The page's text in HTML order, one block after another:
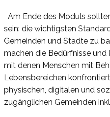
Am Ende des Moduls
sein: die wichtigsten
Gemeinden und Städte zu
machen die Bedürfnisse und
mit denen Menschen mit
Lebensbereichen
physischen, digitalen und
zugänglichen Gemeinden